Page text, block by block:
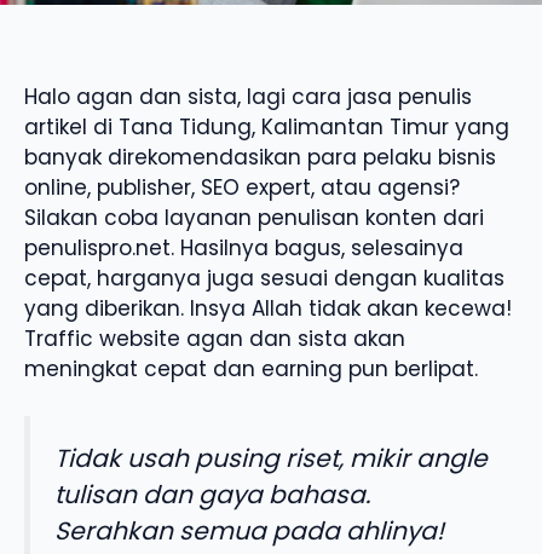
Halo agan dan sista, lagi cara jasa penulis
artikel di Tana Tidung, Kalimantan Timur yang
banyak direkomendasikan para pelaku bisnis
online, publisher, SEO expert, atau agensi?
Silakan coba layanan penulisan konten dari
penulispro.net. Hasilnya bagus, selesainya
cepat, harganya juga sesuai dengan kualitas
yang diberikan. Insya Allah tidak akan kecewa!
Traffic website agan dan sista akan
meningkat cepat dan earning pun berlipat.
Tidak usah pusing riset, mikir angle
tulisan dan gaya bahasa.
Serahkan semua pada ahlinya!